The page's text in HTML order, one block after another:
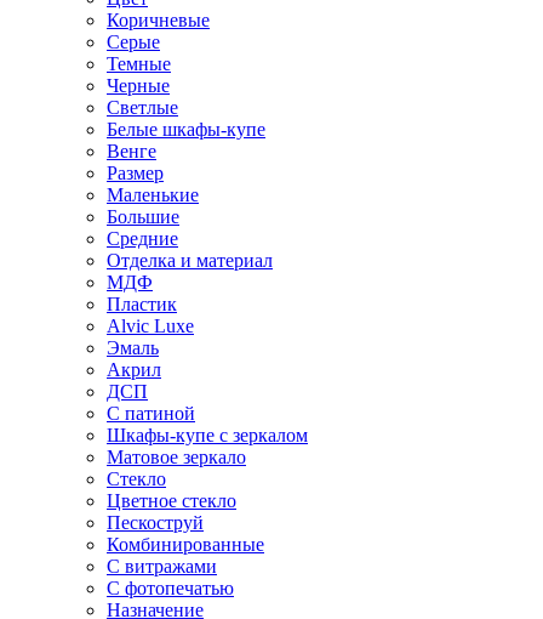
Коричневые
Серые
Темные
Черные
Светлые
Белые шкафы-купе
Венге
Размер
Маленькие
Большие
Средние
Отделка и материал
МДФ
Пластик
Alvic Luxe
Эмаль
Акрил
ДСП
С патиной
Шкафы-купе с зеркалом
Матовое зеркало
Стекло
Цветное стекло
Пескоструй
Комбинированные
С витражами
С фотопечатью
Назначение